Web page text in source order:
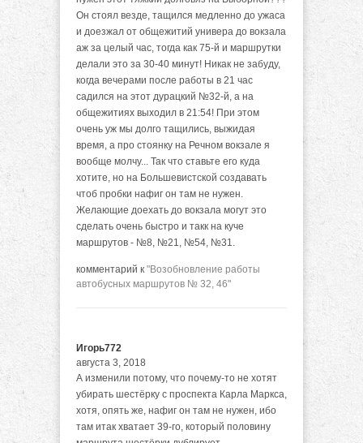
Он стоял везде, тащился медленно до ужаса
и доезжал от общежитий универа до вокзала
аж за целый час, тогда как 75-й и маршрутки
делали это за 30-40 минут! Никак не забуду,
когда вечерами после работы в 21 час
садился на этот дурацкий №32-й, а на
общежитиях выходил в 21:54! При этом
очень уж мы долго тащились, выжидая
время, а про стоянку на Речном вокзале я
вообще молчу... Так что ставьте его куда
хотите, но на Большевистской создавать
чтоб пробки нафиг он там не нужен.
Желающие доехать до вокзала могут это
сделать очень быстро и такк на куче
маршрутов - №8, №21, №54, №31.
комментарий к "Возобновление работы
автобусных маршрутов № 32, 46"
Игорь772
августа 3, 2018
А изменили потому, что почему-то не хотят
убирать шестёрку с проспекта Карла Маркса,
хотя, опять же, нафиг он там не нужен, ибо
там итак хватает 39-го, который половину